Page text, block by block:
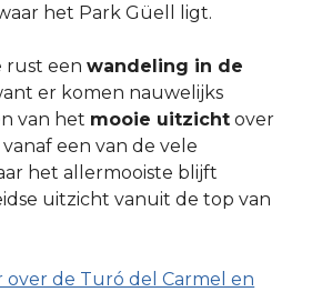
het Park Güell ligt.
rust een wandeling in de
er komen nauwelijks
van het mooie uitzicht over
een van de vele
het allermooiste blijft
uitzicht vanuit de top van
over de Turó del Carmel en